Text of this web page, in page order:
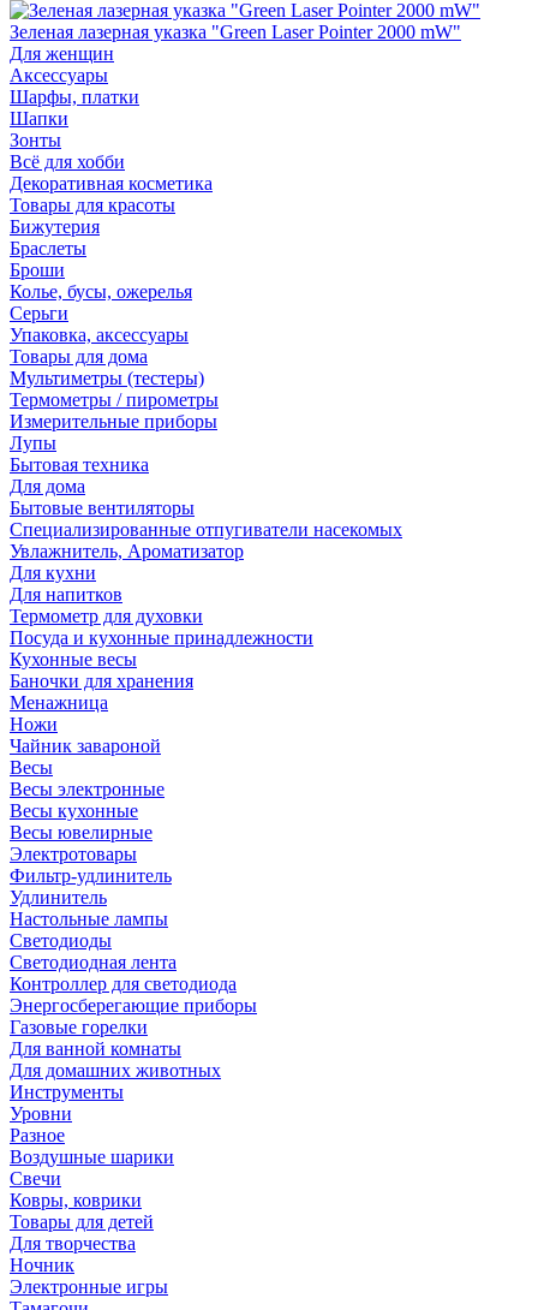
Зеленая лазерная указка "Green Laser Pointer 2000 mW"
Для женщин
Аксессуары
Шарфы, платки
Шапки
Зонты
Всё для хобби
Декоративная косметика
Товары для красоты
Бижутерия
Браслеты
Броши
Колье, бусы, ожерелья
Серьги
Упаковка, аксессуары
Товары для дома
Мультиметры (тестеры)
Термометры / пирометры
Измерительные приборы
Лупы
Бытовая техника
Для дома
Бытовые вентиляторы
Специализированные отпугиватели насекомых
Увлажнитель, Ароматизатор
Для кухни
Для напитков
Термометр для духовки
Посуда и кухонные принадлежности
Кухонные весы
Баночки для хранения
Менажница
Ножи
Чайник завароной
Весы
Весы электронные
Весы кухонные
Весы ювелирные
Электротовары
Фильтр-удлинитель
Удлинитель
Настольные лампы
Светодиоды
Светодиодная лента
Контроллер для светодиода
Энергосберегающие приборы
Газовые горелки
Для ванной комнаты
Для домашних животных
Инструменты
Уровни
Разное
Воздушные шарики
Свечи
Ковры, коврики
Товары для детей
Для творчества
Ночник
Электронные игры